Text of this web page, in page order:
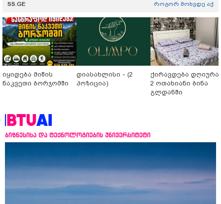
SS.GE როგორ მოხვდე აქ
იყიდება მიწის
ნაკვეთი ბორჯომში
დიასახლისი - (2
პოზიცია)
ქირავდება
2 ოთახიანი ბინა
გლდანში
ბიზნესისა და ტექნოლოგიების უნივერსიტეტი